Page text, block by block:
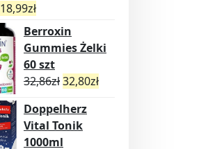
18,99zł
Berroxin
Gummies Żelki
60 szt
32,86zł32,80zł
Doppelherz
Vital Tonik
1000ml